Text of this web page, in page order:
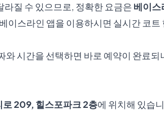
질 수 있으므로, 정확한 요금은 베이스
스라인 앱을 이용하시면 실시간 코트
와 시간을 선택하면 바로 예약이 완료되
209, 힐스포파크 2층에 위치해 있습